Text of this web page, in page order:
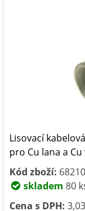
Lisovací
pro Cu lana a
Kód zboží: 68210
skladem 80
Cena s DPH: